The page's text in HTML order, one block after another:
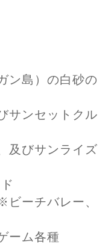
ン島）の白砂の
サンセットクル
及びサンライズ
ーチバレー、
ーム各種